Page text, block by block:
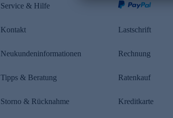
Service & Hilfe
Kontakt
Neukundeninformationen
Tipps & Beratung
Storno & Rücknahme
Lastschrift
Rechnung
Ratenkauf
Kreditkarte